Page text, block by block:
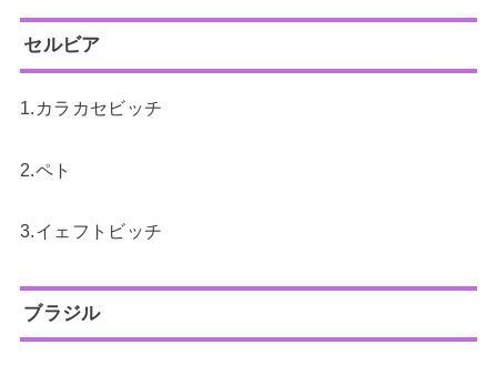
セルビア
1.カラカセビッチ
2.ペト
3.イェフトビッチ
ブラジル